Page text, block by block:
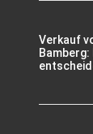
Verkauf